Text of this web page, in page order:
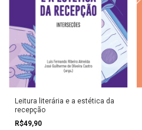
Leitura literária e a estética da
recepção
R$49,90